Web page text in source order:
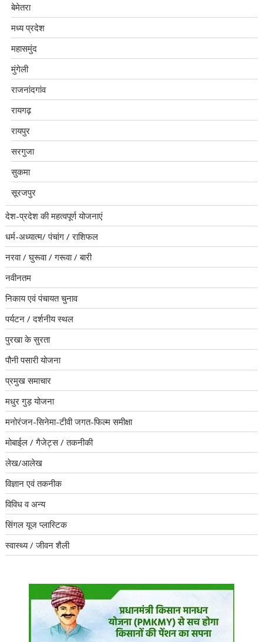
बेमेतरा
मध्य प्रदेश
महासमुंद
मुंगेली
राजनांदगांव
रायगढ़
रायपुर
सरगुजा
सुकमा
सूरजपुर
देश-प्रदेश की महत्वपूर्ण योजनाएं
धर्म-अध्यात्म/ पंचांग / राशिफल
नरवा / घुरूवा / गरूवा / बारी
नवीनतम
निकाय एवं पंचायत चुनाव
पर्यटन / दर्शनीय स्थल
पुरखा के सुरता
पौनी पसारी योजना
प्रमुख समाचार
मधुर गुड़ योजना
मनोरंजन-सिनेमा-टीवी जगत-फिल्म समीक्षा
मोबाईल / गैजेट्स / तकनीकी
लेख/आलेख
विज्ञान एवं तकनीक
विविध व अन्य
सिंगल यूज प्लास्टिक
स्वास्थ्य / जीवन शैली